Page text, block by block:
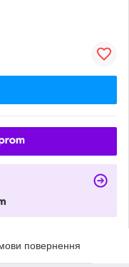
повернення